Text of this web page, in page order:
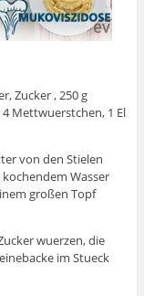
Zucker , 250 g
Mettwuerstchen, 1 El
von den Stielen
Wasser
großen Topf
wuerzen, die
im Stueck